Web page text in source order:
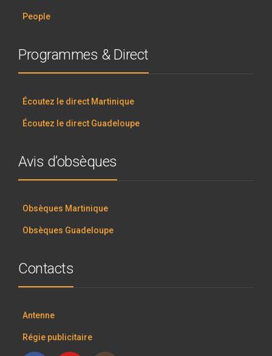
People
Programmes & Direct
Écoutez le direct Martinique
Écoutez le direct Guadeloupe
Avis d’obsèques
Obsèques Martinique
Obsèques Guadeloupe
Contacts
Antenne
Régie publicitaire